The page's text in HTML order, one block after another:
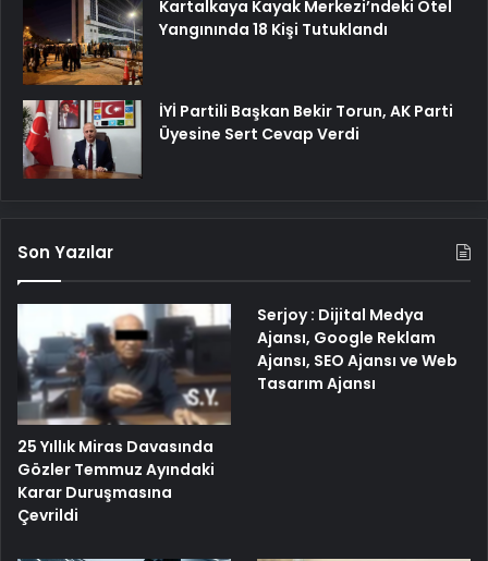
Kartalkaya Kayak Merkezi’ndeki Otel
Yangınında 18 Kişi Tutuklandı
İYİ Partili Başkan Bekir Torun, AK Parti
Üyesine Sert Cevap Verdi
Son Yazılar
25 Yıllık Miras Davasında
Gözler Temmuz Ayındaki
Karar Duruşmasına
Çevrildi
Serjoy : Dijital Medya
Ajansı, Google Reklam
Ajansı, SEO Ajansı ve Web
Tasarım Ajansı